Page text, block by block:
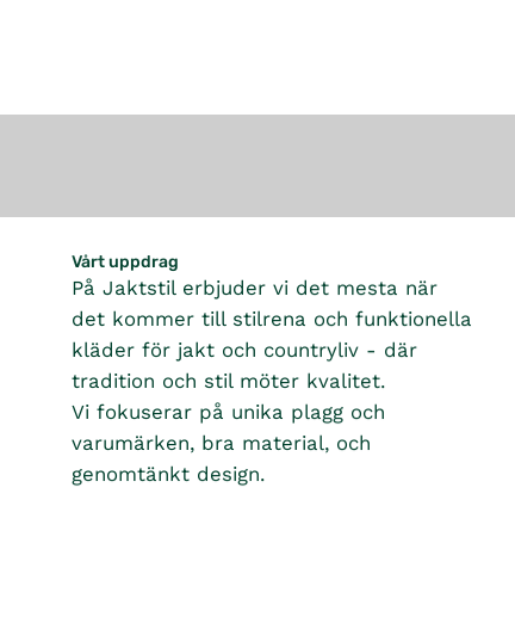
Vårt uppdrag
På Jaktstil erbjuder vi det mesta när
det kommer till stilrena och funktionella
kläder för jakt och countryliv - där
tradition och stil möter kvalitet.
Vi fokuserar på unika plagg och
varumärken, bra material, och
genomtänkt design.